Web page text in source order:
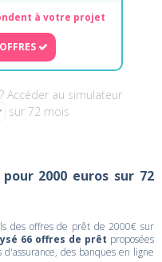
à votre projet
Accéder au simulateur
sur 72 mois
2000 euros sur 72
des offres de prêt de 2000€ sur
66 offres de prêt proposées
des banques en ligne